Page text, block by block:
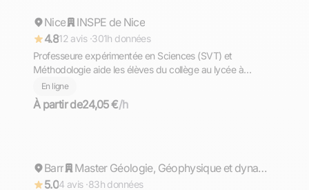
Répond rapidement
Nice
INSPE de Nice
4.812 avis ·301h données
Professeure expérimentée en Sciences (SVT) et
Méthodologie aide les élèves du collège au lycée à
progresser durablement, cours en visio
En ligne
À partir de24,05 €/h
Répond rapidement
Barr
Master Géologie, Géophysique et dynamique des systèmes terrestres
5.04 avis ·83h données